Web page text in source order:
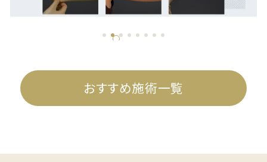
おすすめ施術一覧